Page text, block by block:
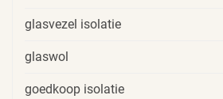
glasvezel isolatie
glaswol
goedkoop isolatie